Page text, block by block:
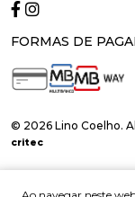
Ao navegar neste
FORMAS DE
© 2026 Lino Coelho.
critec